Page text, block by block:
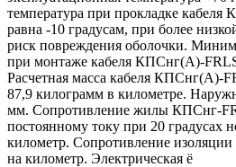
температура при прокладке
равна -10 градусам, при более
риск повреждения оболочки.
при монтаже кабеля КПСнг(А)-
Расчетная масса кабеля КПСнг(А)-
87,9 килограмм в километре.
мм. Сопротивление жилы КПСнг-
постоянному току при 20 градусах
километр. Сопротивление
на километр. Электрическая ё